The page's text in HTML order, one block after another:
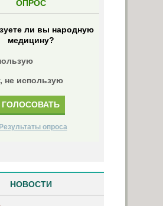
ОПРОС
ли вы народную
медицину?
не использую
Результаты опроса
НОВОСТИ